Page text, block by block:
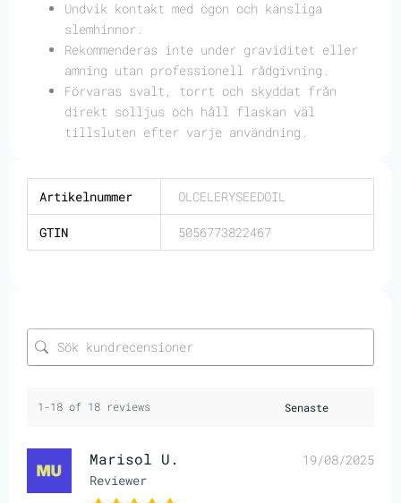
Undvik kontakt med ögon och känsliga
slemhinnor.
Rekommenderas inte under graviditet eller
amning utan professionell rådgivning.
Förvaras svalt, torrt och skyddat från
direkt solljus och håll flaskan väl
tillsluten efter varje användning.
Artikelnummer OLCELERYSEEDOIL
GTIN 5056773822467
1-18 of 18 reviews
Marisol U.
Reviewer
19/08/2025